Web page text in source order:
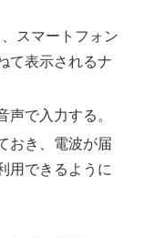
スマートフォン
て表示されるナ
声で入力する。
おき、電波が届
用できるように